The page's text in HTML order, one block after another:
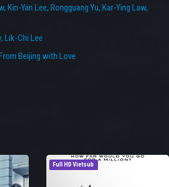
Kin-Yan Lee Rongguang Yu Kar-Ying Law
Lik-Chi Lee
From Beijing with Love
Full HD Vietsub